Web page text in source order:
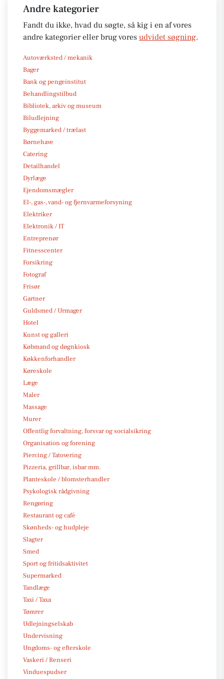
Andre kategorier
Fandt du ikke, hvad du søgte, så kig i en af vores
andre kategorier eller brug vores udvidet søgning.
Autoværksted / mekanik
Bager
Bank og pengeinstitut
Behandlingstilbud
Bibliotek, arkiv og museum
Biludlejning
Byggemarked / trælast
Børnehave
Catering
Detailhandel
Dyrlæge
Ejendomsmægler
El-, gas-, vand- og fjernvarmeforsyning
Elektriker
Elektronik / IT
Entreprenør
Fitnesscenter
Forsikring
Fotograf
Frisør
Gartner
Guldsmed / Urmager
Hotel
Kunst og galleri
Købmand og døgnkiosk
Køkkenforhandler
Køreskole
Læge
Maler
Massage
Murer
Offentlig forvaltning, forsvar og socialsikring
Organisation og forening
Piercing / Tatovering
Pizzeria, grillbar, isbar mm.
Planteskole / blomsterhandler
Psykologisk rådgivning
Rengøring
Restaurant og café
Skønheds- og hudpleje
Slagter
Smed
Sport og fritidsaktivitet
Supermarked
Tandlæge
Taxi / Taxa
Tømrer
Udlejningselskab
Undervisning
Ungdoms- og efterskole
Vaskeri / Renseri
Vinduespudser